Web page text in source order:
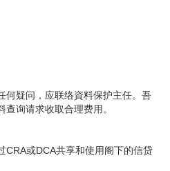
何疑问，应联络資料保护主任。吾
询请求收取合理费用。
CRA或DCA共享和使用阁下的信贷